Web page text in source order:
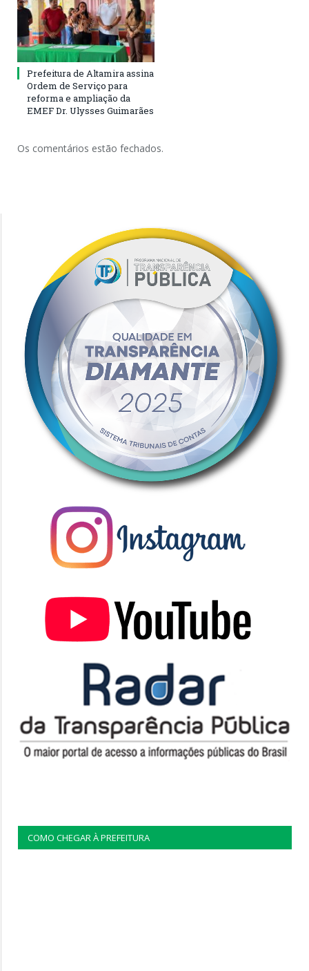
Prefeitura de Altamira assina
Ordem de Serviço para
reforma e ampliação da
EMEF Dr. Ulysses Guimarães
Os comentários estão fechados.
COMO CHEGAR À PREFEITURA